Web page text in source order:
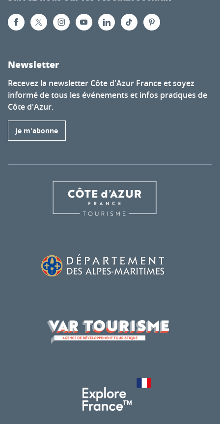
Newsletter
Recevez la newsletter Côte d'Azur France et soyez
informé de tous les événements et infos pratiques de
Côte d'Azur.
Je m'abonne